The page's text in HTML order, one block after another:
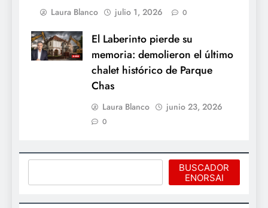
Laura Blanco julio 1, 2026 0
El Laberinto pierde su
memoria: demolieron el último
chalet histórico de Parque
Chas
Laura Blanco junio 23, 2026
0
BUSCADOR
ENORSAI